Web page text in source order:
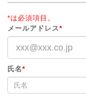
*は必須項目。
メールアドレス*
氏名*